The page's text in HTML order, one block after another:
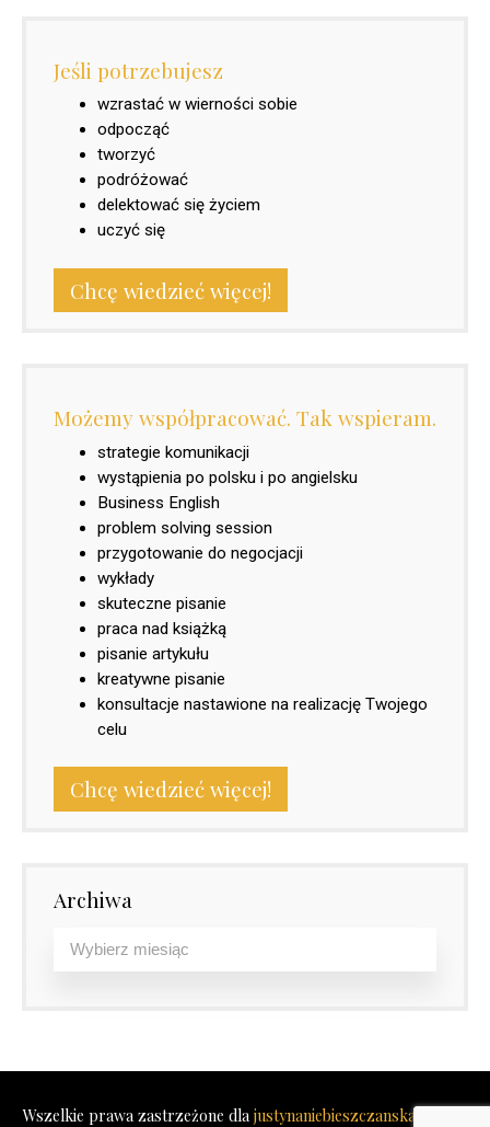
Jeśli potrzebujesz
wzrastać w wierności sobie
odpocząć
tworzyć
podróżować
delektować się życiem
uczyć się
Chcę wiedzieć więcej!
Możemy współpracować. Tak wspieram.
strategie komunikacji
wystąpienia po polsku i po angielsku
Business English
problem solving session
przygotowanie do negocjacji
wykłady
skuteczne pisanie
praca nad książką
pisanie artykułu
kreatywne pisanie
konsultacje nastawione na realizację Twojego
celu
Chcę wiedzieć więcej!
Archiwa
Wszelkie prawa zastrzeżone dla justynaniebieszczanska.com